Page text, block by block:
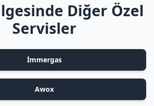
Diğer Özel
Servisler
İmmergas
Awox